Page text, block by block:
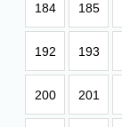
184 185
192 193
200 201